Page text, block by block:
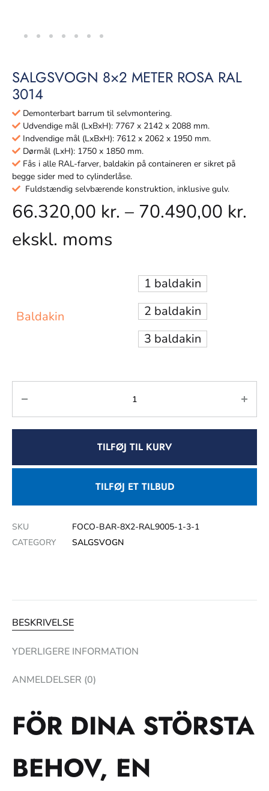
SALGSVOGN 8×2 METER ROSA RAL
3014
Demonterbart barrum til selvmontering.
Udvendige mål (LxBxH): 7767 x 2142 x 2088 mm.
Indvendige mål (LxBxH): 7612 x 2062 x 1950 mm.
Dørmål (LxH): 1750 x 1850 mm.
Fås i alle RAL-farver, baldakin på containeren er sikret på
begge sider med to cylinderlåse.
Fuldstændig selvbærende konstruktion, inklusive gulv.
66.320,00 kr. – 70.490,00 kr.
ekskl. moms
Baldakin
1 baldakin
2 baldakin
3 baldakin
TILFØJ TIL KURV
TILFØJ ET TILBUD
SKU
FOCO-BAR-8X2-RAL9005-1-3-1
CATEGORY
SALGSVOGN
BESKRIVELSE
YDERLIGERE INFORMATION
ANMELDELSER (0)
FÖR DINA STÖRSTA
BEHOV, EN